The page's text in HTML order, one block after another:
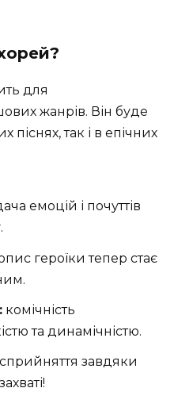
для
жанрів. Він буде
так і в епічних
емоцій і почуттів
героїки тепер стає
комічність
та динамічністю.
завдяки